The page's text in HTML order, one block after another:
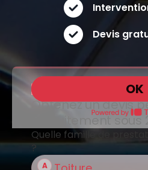
Devis